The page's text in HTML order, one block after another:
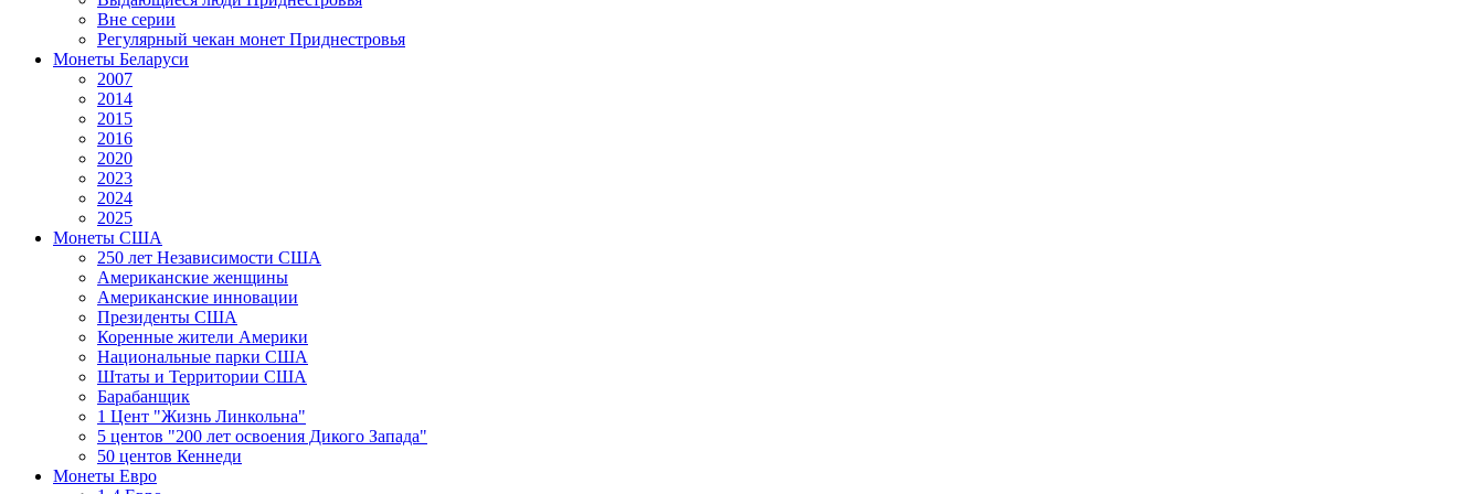
Вне серии
Регулярный чекан монет Приднестровья
Монеты Беларуси
2007
2014
2015
2016
2020
2023
2024
2025
Монеты США
250 лет Независимости США
Американские женщины
Американские инновации
Президенты США
Коренные жители Америки
Национальные парки США
Штаты и Территории США
Барабанщик
1 Цент "Жизнь Линкольна"
5 центов "200 лет освоения Дикого Запада"
50 центов Кеннеди
Монеты Евро